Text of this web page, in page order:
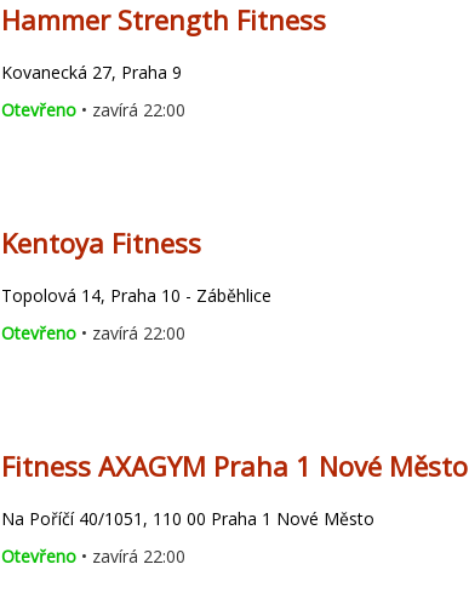
Hammer Strength Fitness
Kovanecká 27, Praha 9
Otevřeno • zavírá 22:00
Kentoya Fitness
Topolová 14, Praha 10 - Záběhlice
Otevřeno • zavírá 22:00
Fitness AXAGYM Praha 1 Nové Město
Na Poříčí 40/1051, 110 00 Praha 1 Nové Město
Otevřeno • zavírá 22:00